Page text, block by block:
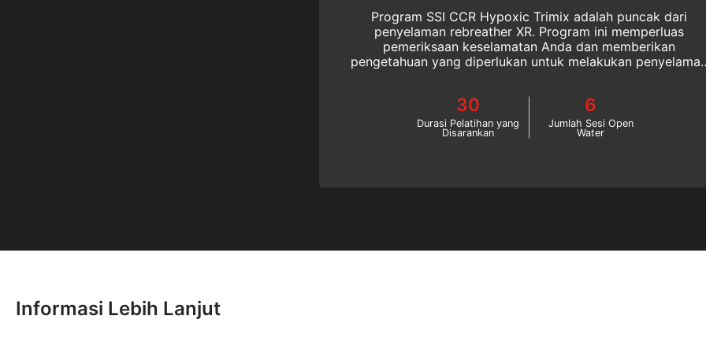
Program SSI CCR Hypoxic Trimix adalah puncak dari
penyelaman rebreather XR. Program ini memperluas
pemeriksaan keselamatan Anda dan memberikan
pengetahuan yang diperlukan untuk melakukan
30
Durasi Pelatihan yang
Disarankan
6
Jumlah Sesi Open
Water
Informasi Lebih Lanjut